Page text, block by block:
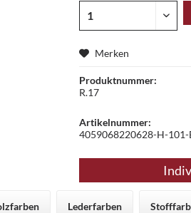
Merken
Produktnummer:
R.17
Artikelnummer:
4059068220628-H-101-
Lederfarben